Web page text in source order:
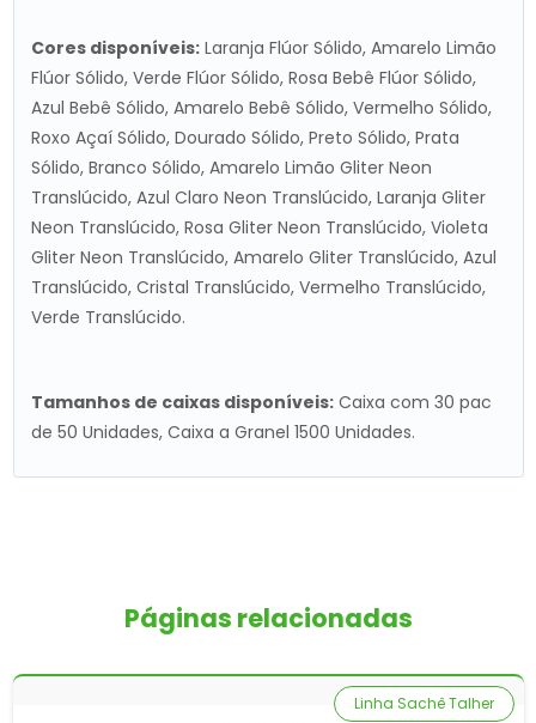
Cores disponíveis:Laranja Flúor Sólido, Amarelo Limão
Flúor Sólido, Verde Flúor Sólido, Rosa Bebê Flúor Sólido,
Azul Bebê Sólido, Amarelo Bebê Sólido, Vermelho Sólido,
Roxo Açaí Sólido, Dourado Sólido, Preto Sólido, Prata
Sólido, Branco Sólido, Amarelo Limão Gliter Neon
Translúcido, Azul Claro Neon Translúcido, Laranja Gliter
Neon Translúcido, Rosa Gliter Neon Translúcido, Violeta
Gliter Neon Translúcido, Amarelo Gliter Translúcido, Azul
Translúcido, Cristal Translúcido, Vermelho Translúcido,
Verde Translúcido.
Tamanhos de caixas disponíveis:Caixa com 30 pac
de 50 Unidades, Caixa a Granel 1500 Unidades.
Páginas relacionadas
Linha Sachê Talher